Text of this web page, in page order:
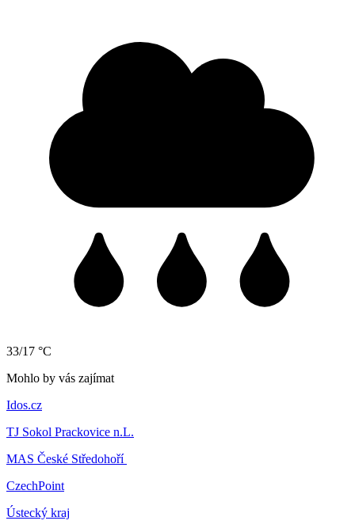
33/17 °C
Mohlo by vás zajímat
Idos.cz
TJ Sokol Prackovice n.L.
MAS České Středohoří
CzechPoint
Ústecký kraj